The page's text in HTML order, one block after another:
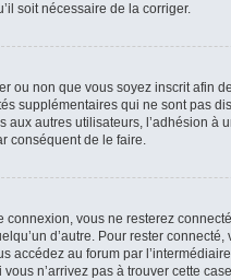
soit nécessaire de la corriger.
ou non que vous soyez inscrit afin
supplémentaires qui ne sont pas
autres utilisateurs, l’adhésion à
conséquent de le faire.
connexion, vous ne resterez
d’autre. Pour rester
accédez au forum par
n’arrivez pas à trouver cette